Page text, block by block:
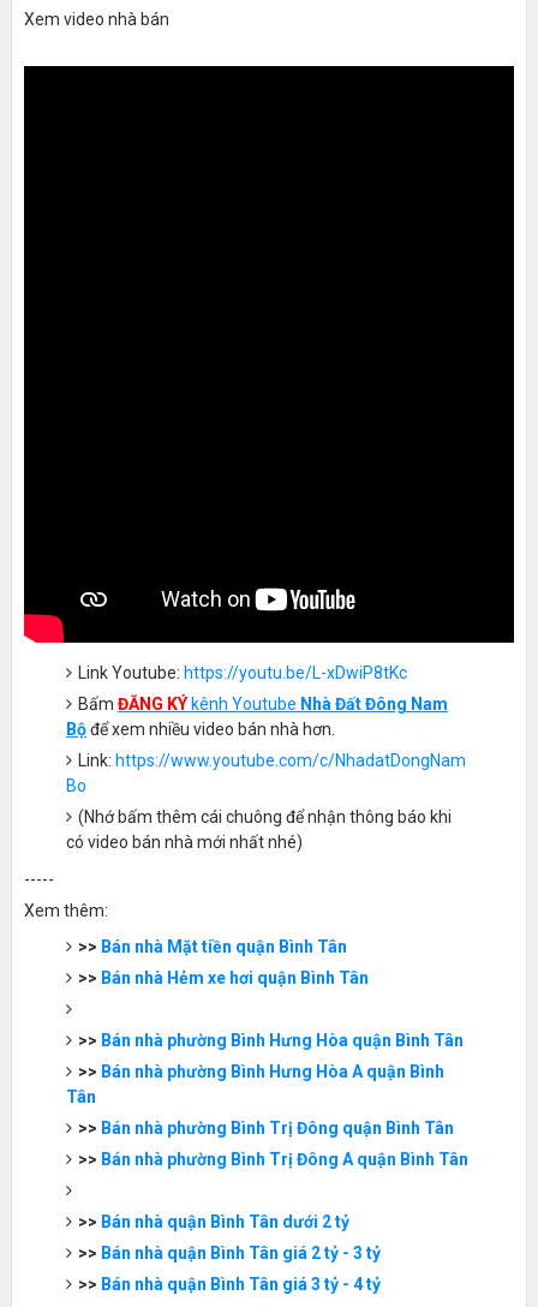
Xem video nhà bán
Link Youtube: https://youtu.be/L-xDwiP8tKc
Bấm ĐĂNG KÝ kênh Youtube Nhà Đất Đông Nam
Bộđể xem nhiều video bán nhà hơn.
Link: https://www.youtube.com/c/NhadatDongNam
Bo
(Nhớ bấm thêm cái chuông để nhận thông báo khi
có video bán nhà mới nhất nhé)
-----
Xem thêm:
>> Bán nhà Mặt tiền quận Bình Tân
>> Bán nhà Hẻm xe hơi quận Bình Tân
>> Bán nhà phường Bình Hưng Hòa quận Bình Tân
>> Bán nhà phường Bình Hưng Hòa A quận Bình
Tân
>> Bán nhà phường Bình Trị Đông quận Bình Tân
>> Bán nhà phường Bình Trị Đông A quận Bình Tân
>> Bán nhà quận Bình Tân dưới 2 tỷ
>> Bán nhà quận Bình Tân giá 2 tỷ - 3 tỷ
>> Bán nhà quận Bình Tân giá 3 tỷ - 4 tỷ